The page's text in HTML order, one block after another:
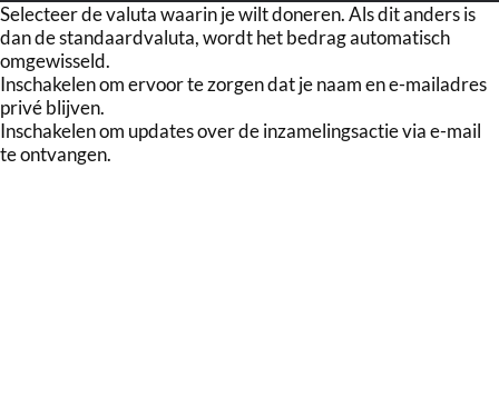
Selecteer de valuta waarin je wilt doneren. Als dit anders is
dan de standaardvaluta, wordt het bedrag automatisch
omgewisseld.
Inschakelen om ervoor te zorgen dat je naam en e-mailadres
privé blijven.
Inschakelen om updates over de inzamelingsactie via e-mail
te ontvangen.